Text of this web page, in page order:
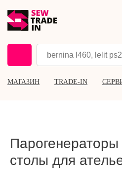
МАГАЗИН TRADE-IN
столы для